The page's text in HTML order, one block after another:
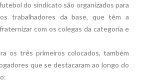
do sindicato são organizados para
trabalhadores da base, que têm a
com os colegas da categoria e
os três primeiros colocados, também
que se destacaram ao longo do